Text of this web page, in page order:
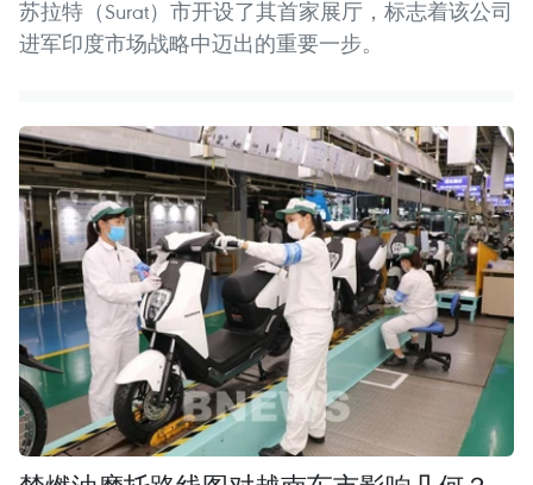
苏拉特（Surat）市开设了其首家展厅，标志着该公司
进军印度市场战略中迈出的重要一步。